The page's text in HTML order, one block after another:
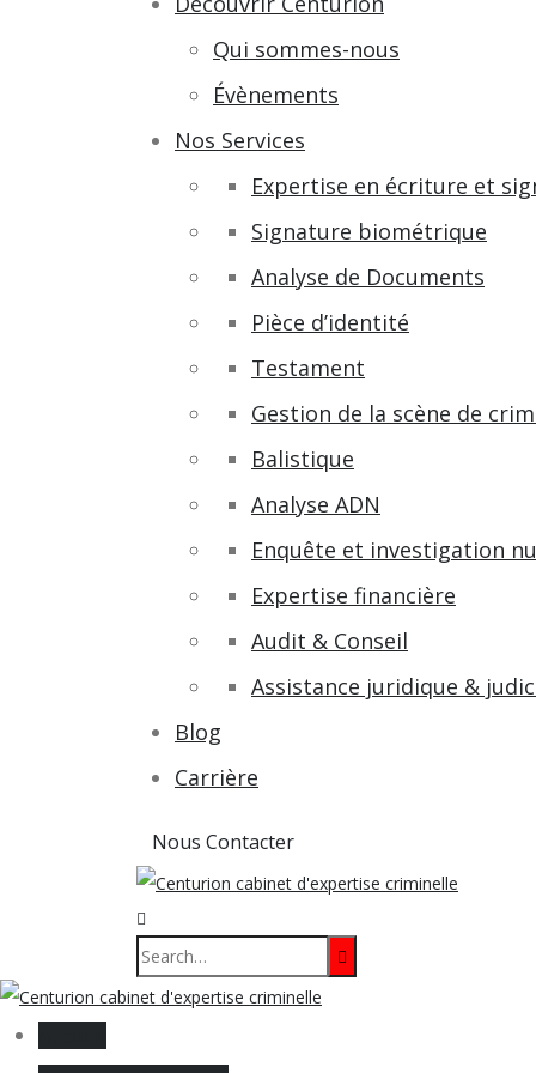
Qui sommes-nous
Évènements
Nos Services
Expertise en écriture et
Signature biométrique
Analyse de Documents
Pièce d’identité
Testament
Gestion de la scène de
Balistique
Analyse ADN
Enquête et investigation
Expertise financière
Audit & Conseil
Assistance juridique &
Blog
Carrière
Nous Contacter